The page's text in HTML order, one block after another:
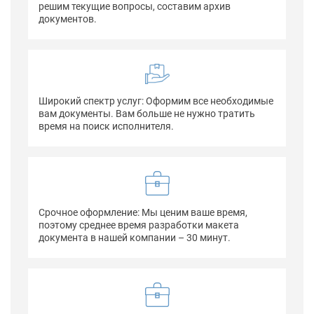
решим текущие вопросы, составим архив
документов.
Широкий спектр услуг: Оформим все необходимые
вам документы. Вам больше не нужно тратить
время на поиск исполнителя.
Срочное оформление: Мы ценим ваше время,
поэтому среднее время разработки макета
документа в нашей компании – 30 минут.